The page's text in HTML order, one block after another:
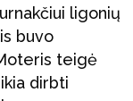
ligonių
buvo
teigė
dirbti